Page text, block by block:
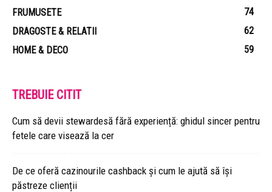
FRUMUSETE
74
DRAGOSTE & RELATII
62
HOME & DECO
59
TREBUIE CITIT
Cum să devii stewardesă fără experiență: ghidul sincer pentru
fetele care visează la cer
De ce oferă cazinourile cashback și cum le ajută să își
păstreze clienții